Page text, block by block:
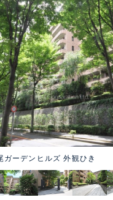
ガーデンヒルズ 外観ひき